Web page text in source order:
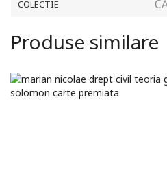
COLECTIE
Produse similare